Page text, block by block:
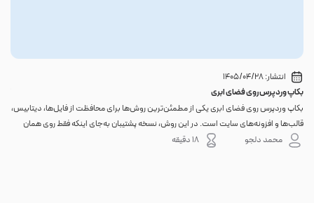
انتشار:1405/04/28
بکاپ وردپرس روی فضای ابری
بکاپ وردپرس روی فضای ابری یکی از مطمئن‌ترین روش‌ها برای محافظت از فایل‌ها، دیتابیس،
قالب‌ها و افزونه‌های سایت است. در این روش، نسخه پشتیبان به‌جای اینکه فقط روی همان
هاست اصلی باقی بماند، به یک فضای جداگانه منتقل می‌شود؛ بنابراین خرابی سرور، هک
محمد دلجو 18 دقیقه